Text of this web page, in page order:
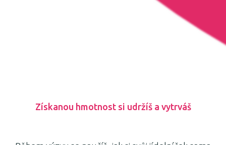
Získanou hmotnost si udržíš a vytrváš